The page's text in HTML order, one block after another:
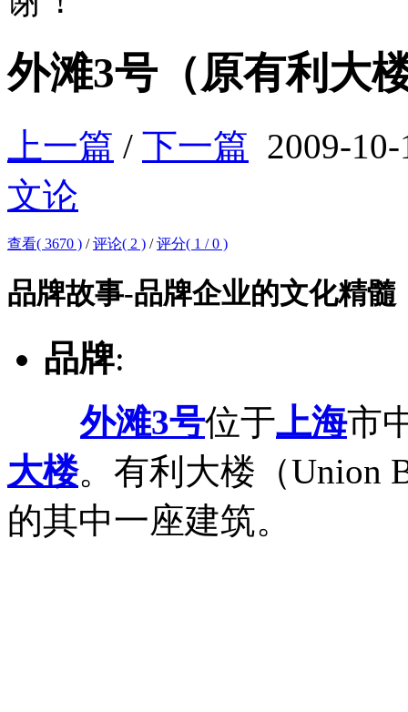
外滩3号（原有利大
上一篇 / 下一篇 2009-
文论
查看( 3670 ) /评论( 2 ) /评分( 1 /0 )
品牌故事-品牌企业的文化精髓
品牌:
外滩3号位于上海市
大楼。有利大楼（Union
的其中一座建筑。